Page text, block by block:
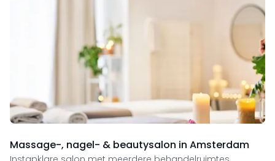
Massage-, nagel- & beautysalon in Amsterdam